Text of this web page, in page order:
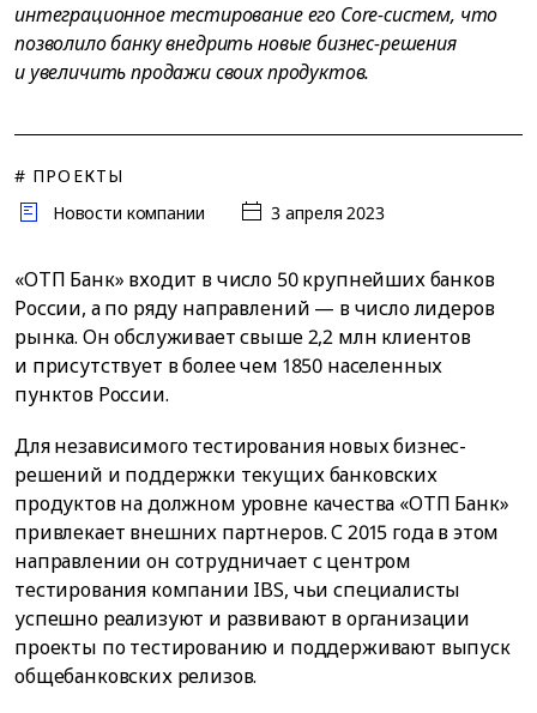
интеграционное тестирование его Core-систем, что
позволило банку внедрить новые бизнес-решения
и увеличить продажи своих продуктов.
# ПРОЕКТЫ
Новости компании
3 апреля 2023
«ОТП Банк» входит в число 50 крупнейших банков
России, а по ряду направлений — в число лидеров
рынка. Он обслуживает свыше 2,2 млн клиентов
и присутствует в более чем 1850 населенных
пунктов России.
Для независимого тестирования новых бизнес-
решений и поддержки текущих банковских
продуктов на должном уровне качества «ОТП Банк»
привлекает внешних партнеров. С 2015 года в этом
направлении он сотрудничает с центром
тестирования компании IBS, чьи специалисты
успешно реализуют и развивают в организации
проекты по тестированию и поддерживают выпуск
общебанковских релизов.